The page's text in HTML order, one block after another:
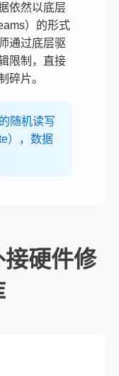
依然以底层
）的形式
通过底层驱
限制，直接
碎片。
随机读写
），数据
硬件修